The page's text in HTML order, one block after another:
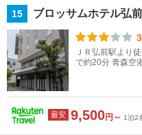
15 ブロッサムホテル弘前
ＪＲ弘前駅より
で約20分 青森空
最安 9,500円～ 1泊2